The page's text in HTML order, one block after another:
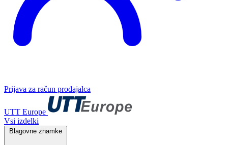
Prijava za račun prodajalca
UTT Europe
Vsi izdelki
Blagovne znamke